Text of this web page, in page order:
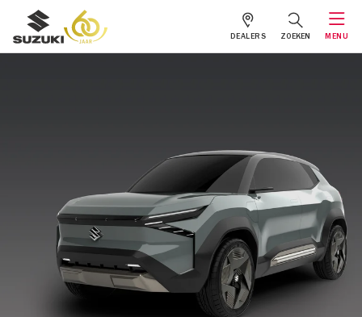
DEALERS ZOEKEN MENU